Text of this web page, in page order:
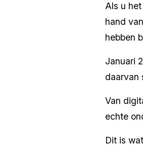
Als u
hand
hebben
Januari
daarvan
Van
echte
Dit is